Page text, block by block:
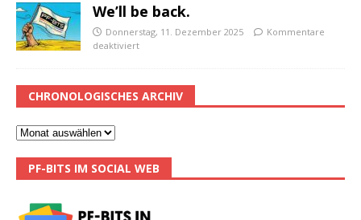
We’ll be back.
Donnerstag, 11. Dezember 2025
Kommentare
deaktiviert
CHRONOLOGISCHES ARCHIV
PF-BITS IM SOCIAL WEB